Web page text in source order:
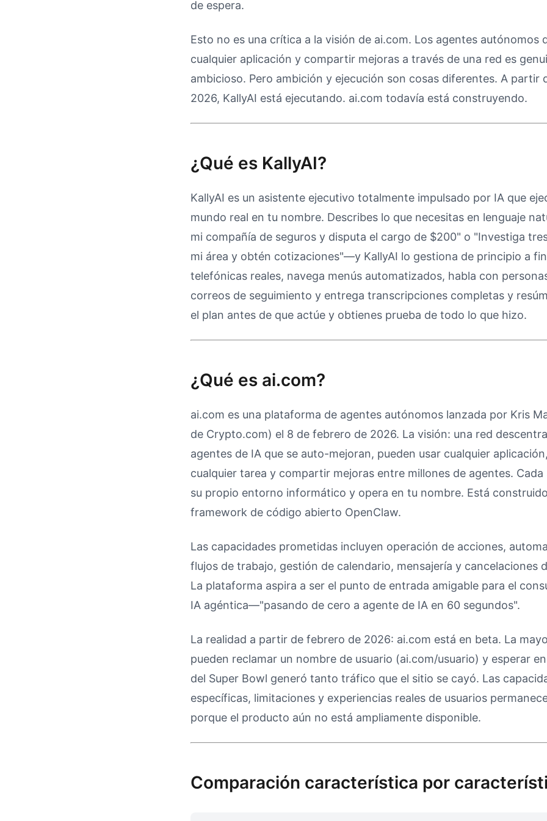
de espera.
Esto no es una crítica a la visión de ai.com. Los agentes autónomos
cualquier aplicación y compartir mejoras a través de una red es
ambicioso. Pero ambición y ejecución son cosas diferentes. A partir
2026, KallyAI está ejecutando. ai.com todavía está construyendo.
¿Qué es KallyAI?
KallyAI es un asistente ejecutivo totalmente impulsado por IA que
mundo real en tu nombre. Describes lo que necesitas en lenguaje
mi compañía de seguros y disputa el cargo de $200" o "Investiga
mi área y obtén cotizaciones"—y KallyAI lo gestiona de principio a
telefónicas reales, navega menús automatizados, habla con
correos de seguimiento y entrega transcripciones completas y
el plan antes de que actúe y obtienes prueba de todo lo que hizo.
¿Qué es ai.com?
ai.com es una plataforma de agentes autónomos lanzada por Kris
de Crypto.com) el 8 de febrero de 2026. La visión: una red
agentes de IA que se auto-mejoran, pueden usar cualquier
cualquier tarea y compartir mejoras entre millones de agentes.
su propio entorno informático y opera en tu nombre. Está
framework de código abierto OpenClaw.
Las capacidades prometidas incluyen operación de acciones,
flujos de trabajo, gestión de calendario, mensajería y cancelaciones
La plataforma aspira a ser el punto de entrada amigable para el
IA agéntica—"pasando de cero a agente de IA en 60 segundos".
La realidad a partir de febrero de 2026: ai.com está en beta. La
pueden reclamar un nombre de usuario (ai.com/usuario) y esperar
del Super Bowl generó tanto tráfico que el sitio se cayó. Las
específicas, limitaciones y experiencias reales de usuarios
porque el producto aún no está ampliamente disponible.
Comparación característica por